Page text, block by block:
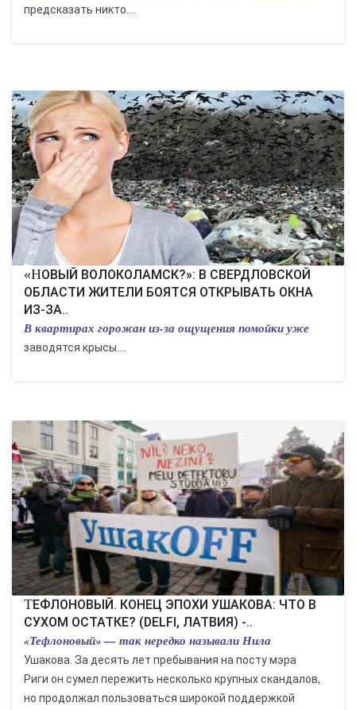
предсказать никто....
«НОВЫЙ ВОЛОКОЛАМСК?»: В СВЕРДЛОВСКОЙ
ОБЛАСТИ ЖИТЕЛИ БОЯТСЯ ОТКРЫВАТЬ ОКНА
ИЗ-ЗА..
В квартирах горожан из-за ощущения помойки уже
заводятся крысы....
ТЕФЛОНОВЫЙ. КОНЕЦ ЭПОХИ УШАКОВА: ЧТО В
СУХОМ ОСТАТКЕ? (DELFI, ЛАТВИЯ) -..
«Тефлоновый» — так нередко называли Нила
Ушакова. За десять лет пребывания на посту мэра
Риги он сумел пережить несколько крупных скандалов,
но продолжал пользоваться широкой поддержкой